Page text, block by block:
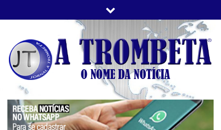
to
JORNAL A TROMBETA
O Nome da Notícia